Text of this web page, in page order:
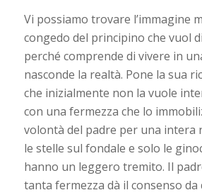
Vi possiamo trovare l’immagine
congedo del principino che vuol
perché comprende di vivere in
nasconde la realtà. Pone la sua
che inizialmente non la vuole
con una fermezza che lo
volontà del padre per una intera
le stelle sul fondale e solo le
hanno un leggero tremito. Il
tanta fermezza dà il consenso da